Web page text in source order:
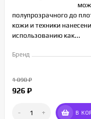
полупрозрачного до
кожи и техники
использованию как...
Бренд
1 090₽
926 ₽
- + В